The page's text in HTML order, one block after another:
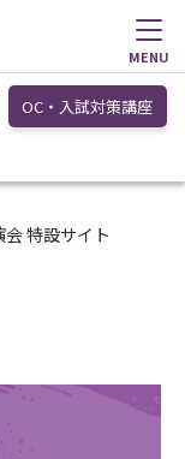
MENU
OC・入試対策講座
特設サイト